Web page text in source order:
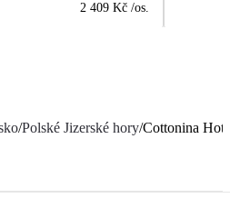
2 409 Kč /os.
/Polské Jizerské hory/Cottonina